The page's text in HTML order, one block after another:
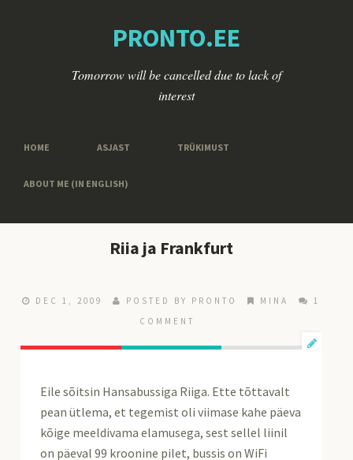
PRONTO.EE
Tomorrow will be cancelled due to lack of
interest
HOME ASJAST TRÜKIMUST
ABOUT ME (IN ENGLISH)
Riia ja Frankfurt
DEC 1, 2009 POSTED BY PRONTO MINA
1
COMMENT
Eile sõitsin Hansabussiga Riiga. Ette tõttavalt
pean ütlema, et tegemist oli viimase kahe päeva
kõige meeldivama elamusega, sest sellel liinil
on päeval 99 kroonine pilet, bussis on WiFi